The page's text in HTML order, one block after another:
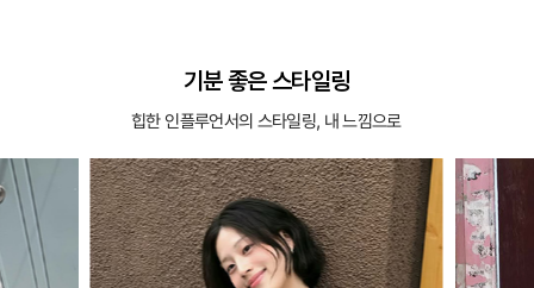
기분 좋은 스타일링
힙한 인플루언서의 스타일링, 내 느낌으로